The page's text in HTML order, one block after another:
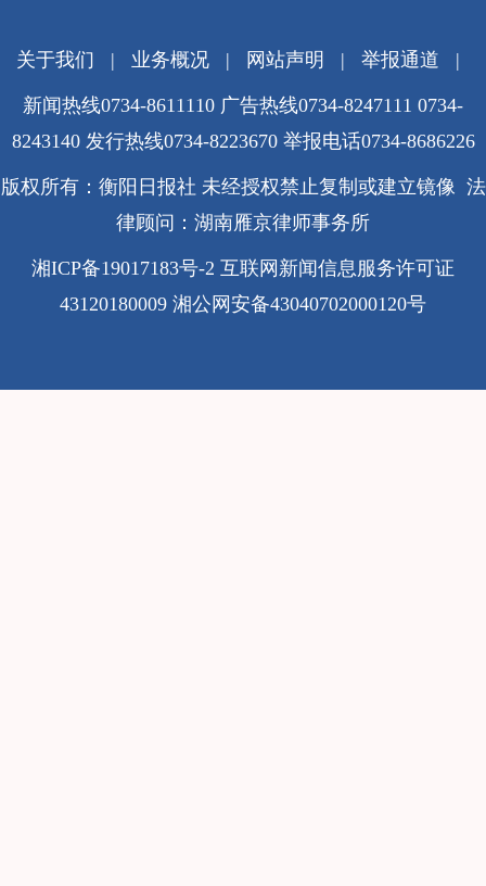
关于我们 | 业务概况| 网站声明 | 举报通道 |
新闻热线0734-8611110 广告热线0734-8247111 0734-
8243140 发行热线0734-8223670 举报电话0734-8686226
版权所有：衡阳日报社 未经授权禁止复制或建立镜像 法
律顾问：湖南雁京律师事务所
湘ICP备19017183号-2 互联网新闻信息服务许可证
43120180009 湘公网安备43040702000120号